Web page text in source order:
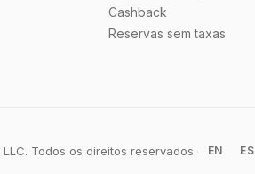
Cashback
Reservas sem taxas
Todos os direitos reservados.· EN ES